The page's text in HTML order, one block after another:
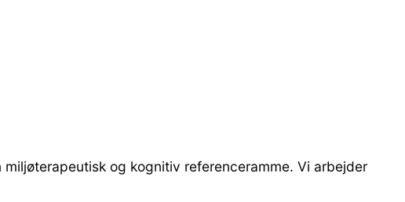
og kognitiv referenceramme. Vi arbejder